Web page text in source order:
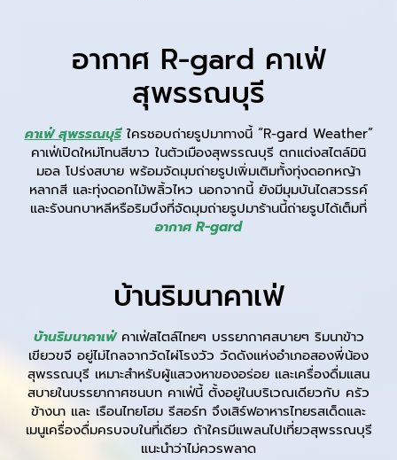
อากาศ R-gard คาเฟ่
สุพรรณบุรี
คาเฟ่ สุพรรณบุรีใครชอบถ่ายรูปมาทางนี้ “R-gard Weather”
คาเฟ่เปิดใหม่โทนสีขาว ในตัวเมืองสุพรรณบุรี ตกแต่งสไตล์มินิ
มอล โปร่งสบาย พร้อมจัดมุมถ่ายรูปเพิ่มเติมทั้งทุ่งดอกหญ้า
หลากสี และทุ่งดอกไม้พลิ้วไหว นอกจากนี้ ยังมีมุมบันไดสวรรค์
และรังนกบาหลีหรือริมบึงที่จัดมุมถ่ายรูปมาร้านนี้ถ่ายรูปได้เต็มที่
อากาศR-gard
บ้านริมนาคาเฟ่
บ้านริมนาคาเฟ่คาเฟ่สไตล์ไทยๆ บรรยากาศสบายๆ ริมนาข้าว
เขียวขจี อยู่ไม่ไกลจากวัดไผ่โรงวัว วัดดังแห่งอำเภอสองพี่น้อง
สุพรรณบุรี เหมาะสำหรับผู้แสวงหาของอร่อย และเครื่องดื่มแสน
สบายในบรรยากาศชนบท คาเฟ่นี้ ตั้งอยู่ในบริเวณเดียวกับ ครัว
ข้างนา และ เรือนไทยโฮม รีสอร์ท จึงเสิร์ฟอาหารไทยรสเด็ดและ
เมนูเครื่องดื่มครบจบในที่เดียว ถ้าใครมีแพลนไปเที่ยวสุพรรณบุรี
แนะนำว่าไม่ควรพลาด